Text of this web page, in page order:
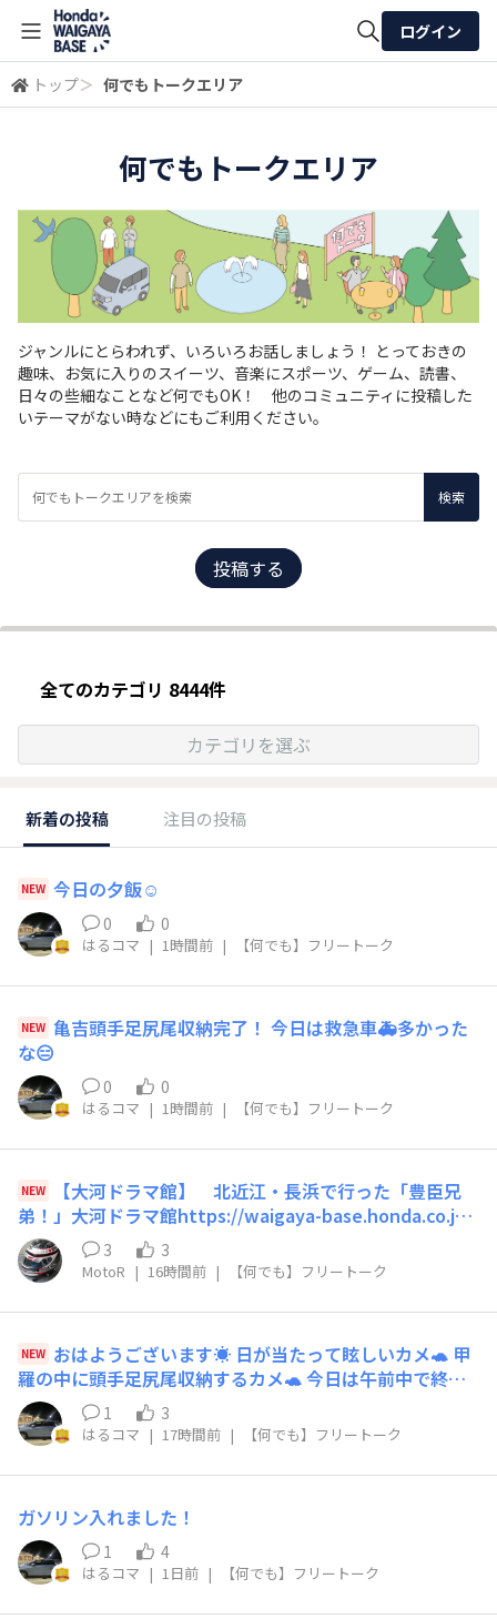
全体検索
ログイン
トップ＞ 何でもトークエリア
何でもトークエリア
ジャンルにとらわれず、いろいろお話しましょう！ とっておきの
趣味、お気に入りのスイーツ、音楽にスポーツ、ゲーム、読書、
日々の些細なことなど何でもOK！ 他のコミュニティに投稿した
いテーマがない時などにもご利用ください。
投稿する
全てのカテゴリ 8444件
カテゴリを選ぶ
新着の投稿 注目の投稿
NEW 今日の夕飯☺️
0 0
はるコマ | 1時間前 | 【何でも】フリートーク
NEW 亀吉頭手足尻尾収納完了！ 今日は救急車🚑多かった
な😑
0 0
はるコマ | 1時間前 | 【何でも】フリートーク
NEW
【大河ドラマ館】 北近江・長浜で行った「豊臣兄
弟！」大河ドラマ館https://waigaya-base.honda.co.jp/
chats/f4bpwlmvffdo1f6c規模・内容的には、不完全燃
焼でした…😓やはり、来客予想人数の問題でしょうか？
そこで、今回のドラマ館の巡りは「豊臣兄弟！」生誕の
地、名古屋・中村豊臣ミュージアム内に設営された、メイ
トや製作資料、４Kシアターでの映像解説今回も楽しんだ
後は、出口にショップ🙄 7月いっぱいで、展示資料が更
新されるそうです🤔ドラマの方も「本能寺の変」を境に後
半に突入それに合わせた、内容にリニューアル…という事
3 3
MotoR | 16時間前 | 【何でも】フリートーク
NEW おはようございます☀️ 日が当たって眩しいカメ🐢 甲
羅の中に頭手足尻尾収納するカメ🐢 今日は午前中で終わ
りだから帰ったらシャワー浴びて、洗濯して、ランドリー
ズラ‼️ 亀吉連れて行くね☺️ 僕も行く日カメ🐢 楽しみカメ
🐢 コマさんコマじろうもだよ🥰
1 3
はるコマ | 17時間前 | 【何でも】フリートーク
ガソリン入れました！
1 4
はるコマ | 1日前 | 【何でも】フリートーク